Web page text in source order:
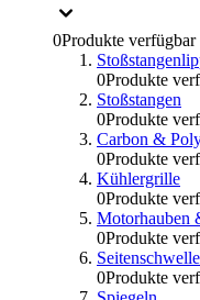
0Produkte verfügbar
0Produkte
Stoßstangen
0Produkte
Carbon &
0Produkte
Kühlergrille
0Produkte
Motorhauben
0Produkte
0Produkte